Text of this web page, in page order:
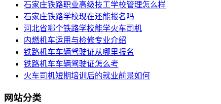
石家庄铁路职业高级技工学校管理怎么样
石家庄铁路学校现在还能报名吗
河北省哪个铁路学校能学火车司机
内燃机车运用与检修专业介绍
铁路机车车辆驾驶证从哪里报名
铁路机车车辆驾驶证怎么考
火车司机短期培训后的就业前景如何
网站分类